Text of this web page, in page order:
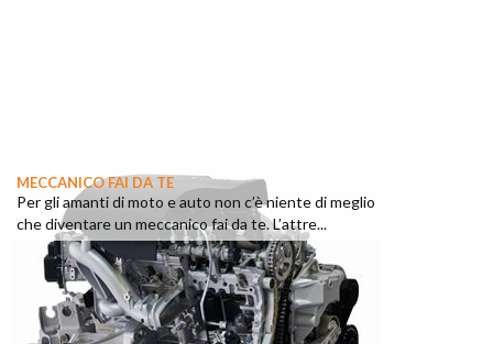
MECCANICO FAI DA TE
Per gli amanti di moto e auto non c’è niente di meglio
che diventare un meccanico fai da te. L’attre...